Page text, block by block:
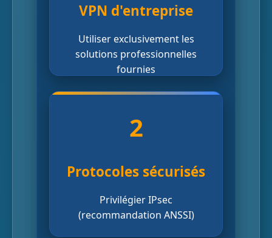
VPN d'entreprise
Utiliser exclusivement les
solutions professionnelles
fournies
2
Protocoles sécurisés
Privilégier IPsec
(recommandation ANSSI)